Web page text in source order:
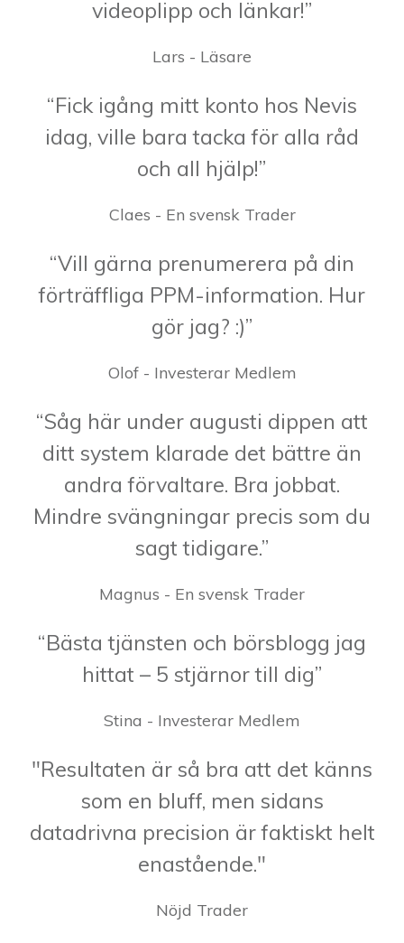
videoplipp och länkar!”
Lars - Läsare
“Fick igång mitt konto hos Nevis
idag, ville bara tacka för alla råd
och all hjälp!”
Claes - En svensk Trader
“Vill gärna prenumerera på din
förträffliga PPM-information. Hur
gör jag? :)”
Olof - Investerar Medlem
“Såg här under augusti dippen att
ditt system klarade det bättre än
andra förvaltare. Bra jobbat.
Mindre svängningar precis som du
sagt tidigare.”
Magnus - En svensk Trader
“Bästa tjänsten och börsblogg jag
hittat – 5 stjärnor till dig”
Stina - Investerar Medlem
"Resultaten är så bra att det känns
som en bluff, men sidans
datadrivna precision är faktiskt helt
enastående."
Nöjd Trader